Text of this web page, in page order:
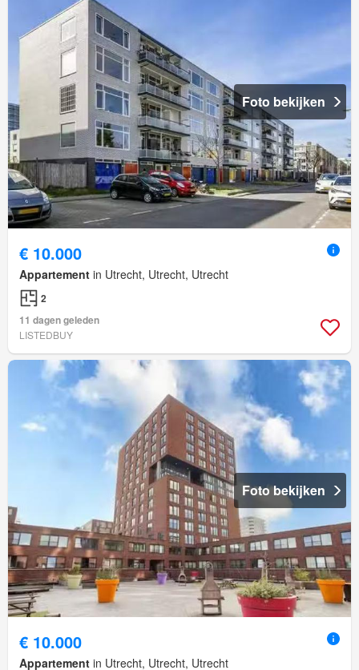
Foto bekijken
€ 10.000
Appartement in Utrecht, Utrecht, Utrecht
2
11 dagen geleden
LISTEDBUY
Foto bekijken
€ 10.000
Appartement in Utrecht, Utrecht, Utrecht